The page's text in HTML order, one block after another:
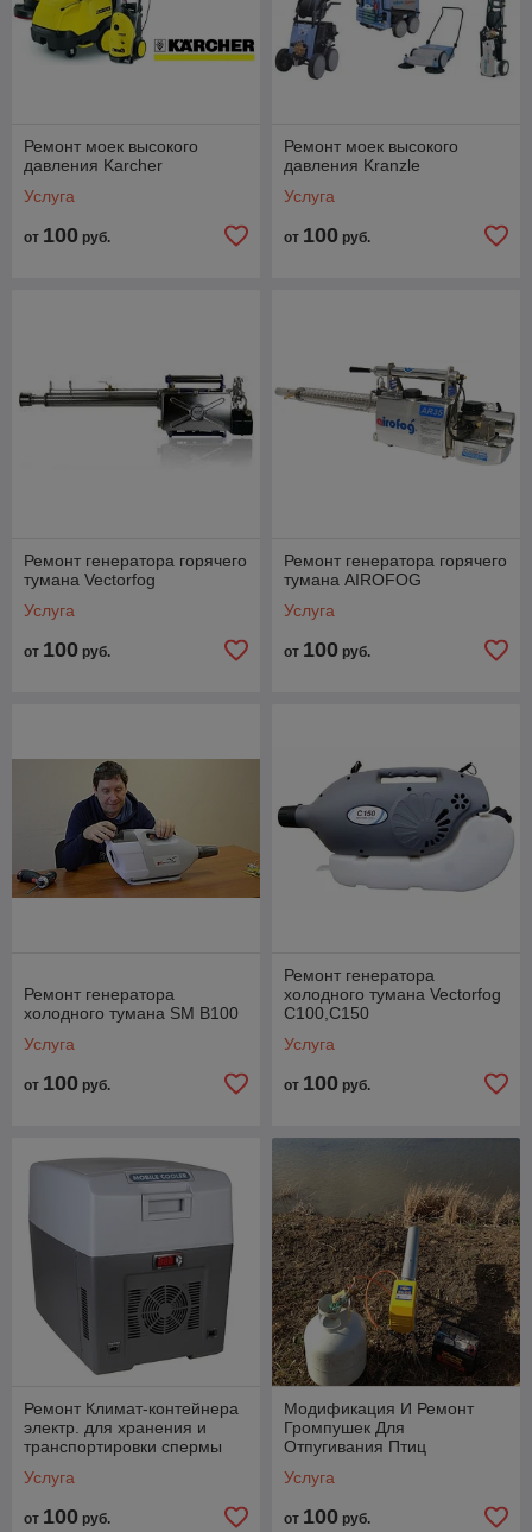
Ремонт моек высокого
давления Karcher
Услуга
от 100 руб.
Ремонт моек высокого
давления Kranzle
Услуга
от 100 руб.
Ремонт генератора горячего
тумана Vectorfog
Услуга
от 100 руб.
Ремонт генератора горячего
тумана AIROFOG
Услуга
от 100 руб.
Ремонт генератора
холодного тумана SM B100
Услуга
от 100 руб.
Ремонт генератора
холодного тумана Vectorfog
C100,C150
Услуга
от 100 руб.
Ремонт Климат-контейнера
электр. для хранения и
транспортировки спермы
Услуга
от 100 руб.
Модификация И Ремонт
Громпушек Для
Отпугивания Птиц
Услуга
от 100 руб.